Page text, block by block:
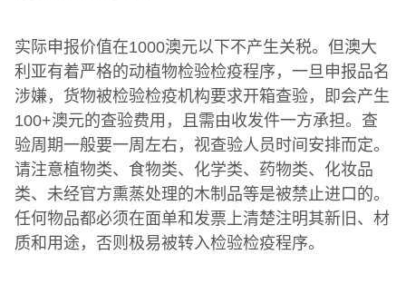
实际申报价值在1000澳元以下不产生关税。但澳大
利亚有着严格的动植物检验检疫程序，一旦申报品名
涉嫌，货物被检验检疫机构要求开箱查验，即会产生
100+澳元的查验费用，且需由收发件一方承担。查
验周期一般要一周左右，视查验人员时间安排而定。
请注意植物类、食物类、化学类、药物类、化妆品
类、未经官方熏蒸处理的木制品等是被禁止进口的。
任何物品都必须在面单和发票上清楚注明其新旧、材
质和用途，否则极易被转入检验检疫程序。